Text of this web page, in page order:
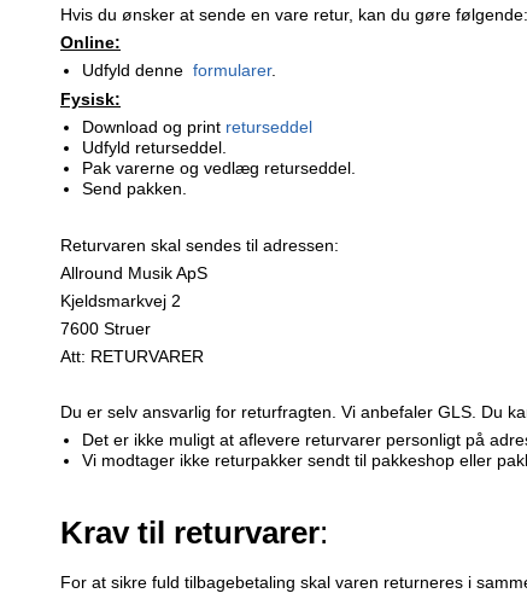
Hvis du ønsker at sende en vare retur, kan du gøre følgende:
Online:
Udfyld denne formularer.
Fysisk:
Download og print returseddel
Udfyld returseddel.
Pak varerne og vedlæg returseddel.
Send pakken.
Returvaren skal sendes til adressen:
Allround Musik ApS
Kjeldsmarkvej 2
7600 Struer
Att: RETURVARER
Du er selv ansvarlig for returfragten. Vi anbefaler GLS. Du
Det er ikke muligt at aflevere returvarer personligt på
Vi modtager ikke returpakker sendt til pakkeshop eller
Krav til returvarer:
For at sikre fuld tilbagebetaling skal varen returneres i